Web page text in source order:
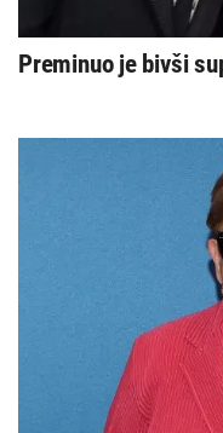
Preminuo je bivši